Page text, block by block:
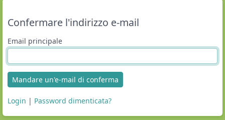
Confermare l'indirizzo e-mail
Email principale
Mandare un'e-mail di conferma
Login | Password dimenticata?